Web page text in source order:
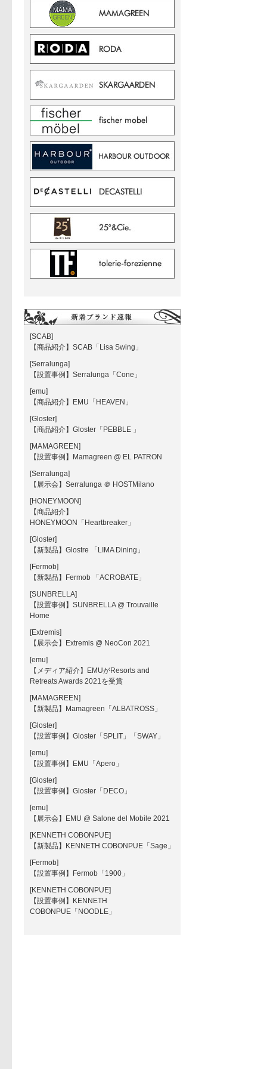
[SCAB]
【商品紹介】SCAB「Lisa Swing」
[Serralunga]
【設置事例】Serralunga「Cone」
[emu]
【商品紹介】EMU「HEAVEN」
[Gloster]
【商品紹介】Gloster「PEBBLE 」
[MAMAGREEN]
【設置事例】Mamagreen @ EL PATRON
[Serralunga]
【展示会】Serralunga ＠ HOSTMilano
[HONEYMOON]
【商品紹介】
HONEYMOON「Heartbreaker」
[Gloster]
【新製品】Glostre 「LIMA Dining」
[Fermob]
【新製品】Fermob 「ACROBATE」
[SUNBRELLA]
【設置事例】SUNBRELLA @ Trouvaille
Home
[Extremis]
【展示会】Extremis @ NeoCon 2021
[emu]
【メディア紹介】EMUがResorts and
Retreats Awards 2021を受賞
[MAMAGREEN]
【新製品】Mamagreen「ALBATROSS」
[Gloster]
【設置事例】Gloster「SPLIT」「SWAY」
[emu]
【設置事例】EMU「Apero」
[Gloster]
【設置事例】Gloster「DECO」
[emu]
【展示会】EMU @ Salone del Mobile 2021
[KENNETH COBONPUE]
【新製品】KENNETH COBONPUE「Sage」
[Fermob]
【設置事例】Fermob「1900」
[KENNETH COBONPUE]
【設置事例】KENNETH
COBONPUE「NOODLE」